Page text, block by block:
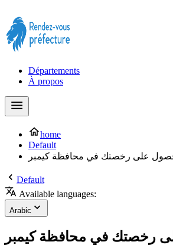
Départements
À propos
home
Default
على رخصتك في محافظة كيمبر
Default
Available languages:
Arabic
رخصتك في محافظة كيمبر